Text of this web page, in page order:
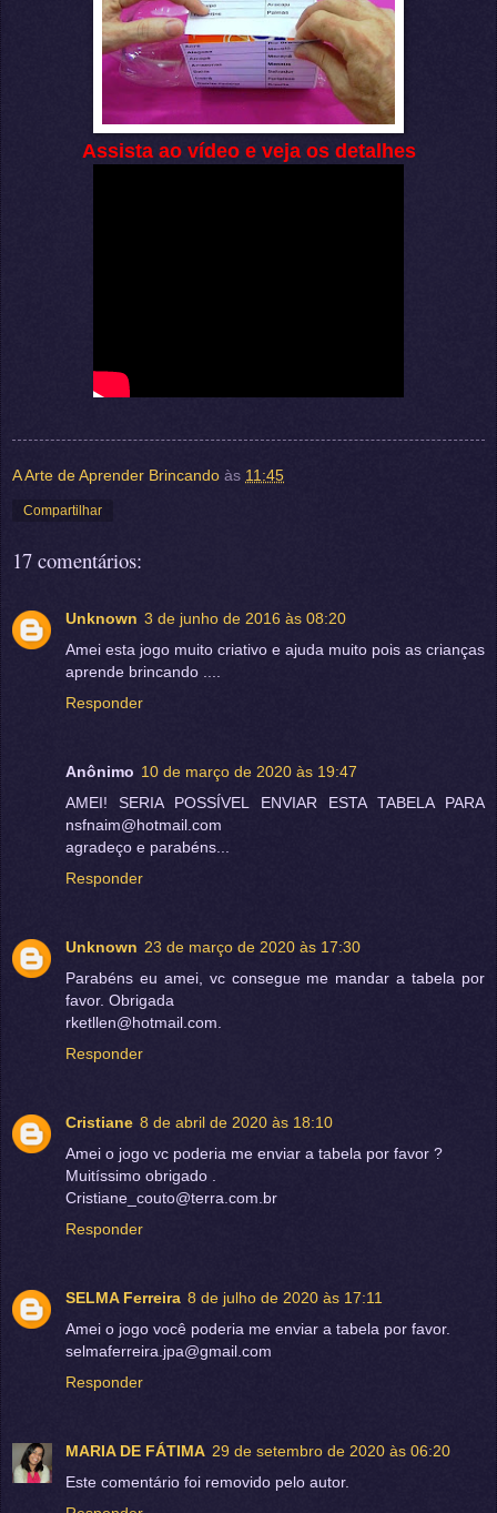
Assista ao vídeo e veja os detalhes
A Arte de Aprender Brincando às 11:45
Compartilhar
17 comentários:
Unknown 3 de junho de 2016 às 08:20
Amei esta jogo muito criativo e ajuda muito pois as crianças
aprende brincando ....
Responder
Anônimo 10 de março de 2020 às 19:47
AMEI! SERIA POSSÍVEL ENVIAR ESTA TABELA PARA
nsfnaim@hotmail.com
agradeço e parabéns...
Responder
Unknown 23 de março de 2020 às 17:30
Parabéns eu amei, vc consegue me mandar a tabela por
favor. Obrigada
rketllen@hotmail.com.
Responder
Cristiane 8 de abril de 2020 às 18:10
Amei o jogo vc poderia me enviar a tabela por favor ?
Muitíssimo obrigado .
Cristiane_couto@terra.com.br
Responder
SELMA Ferreira 8 de julho de 2020 às 17:11
Amei o jogo você poderia me enviar a tabela por favor.
selmaferreira.jpa@gmail.com
Responder
MARIA DE FÁTIMA 29 de setembro de 2020 às 06:20
Este comentário foi removido pelo autor.